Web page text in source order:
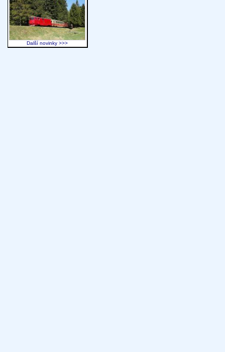
Další novinky >>>